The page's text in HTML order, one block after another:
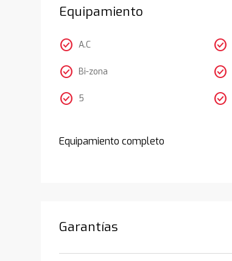
Equipamiento
check_circle A.C
check_circle Bi-zona
check_circle 5
check_circle
check_circle
check_circle
Equipamiento completo
Garantías